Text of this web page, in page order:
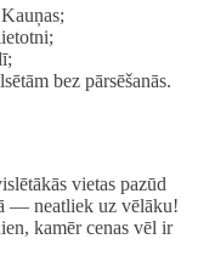
bez pārsēšanās.
vietas pazūd
— neatliek uz vēlāku!
kamēr cenas vēl ir